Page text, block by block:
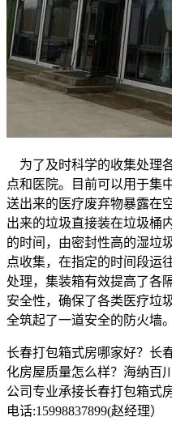
为了及时科学的收集处理
点和医院。目前可以用于集
送出来的医疗废弃物暴露在
出来的垃圾直接装在垃圾桶
的时间，由密封性高的湿垃
点收集，在指定的时间段运
处理，集装箱有效提高了各
安全性，确保了各类医疗垃
全筑起了一道安全的防火墙。
长春打包箱式房哪家好？长
化房屋质量怎么样？海纳百
公司专业承接长春打包箱式
电话:15998837899(赵经理）